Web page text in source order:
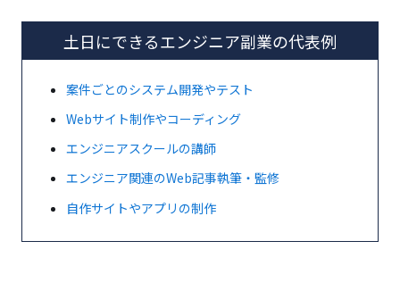
知人や元同僚から紹介してもらう
ITプロパートナーズ｜週2稼働から可能！ベンチャー
できるプラットフォーム
ランサーズテックエージェント｜「ランサーズ」が運
土日にできるエンジニア副業の代表例
案件ごとのシステム開発やテスト
Webサイト制作やコーディング
エンジニアスクールの講師
エンジニア関連のWeb記事執筆・監修
自作サイトやアプリの制作